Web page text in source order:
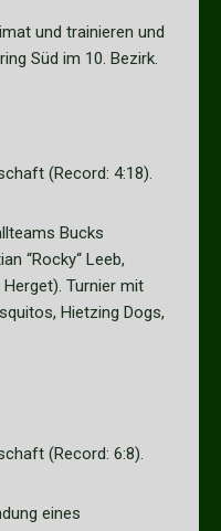
und trainieren und
Süd im 10. Bezirk.
(Record: 4:18).
Bucks
“Rocky“ Leeb,
Turnier mit
Hietzing Dogs,
(Record: 6:8).
eines